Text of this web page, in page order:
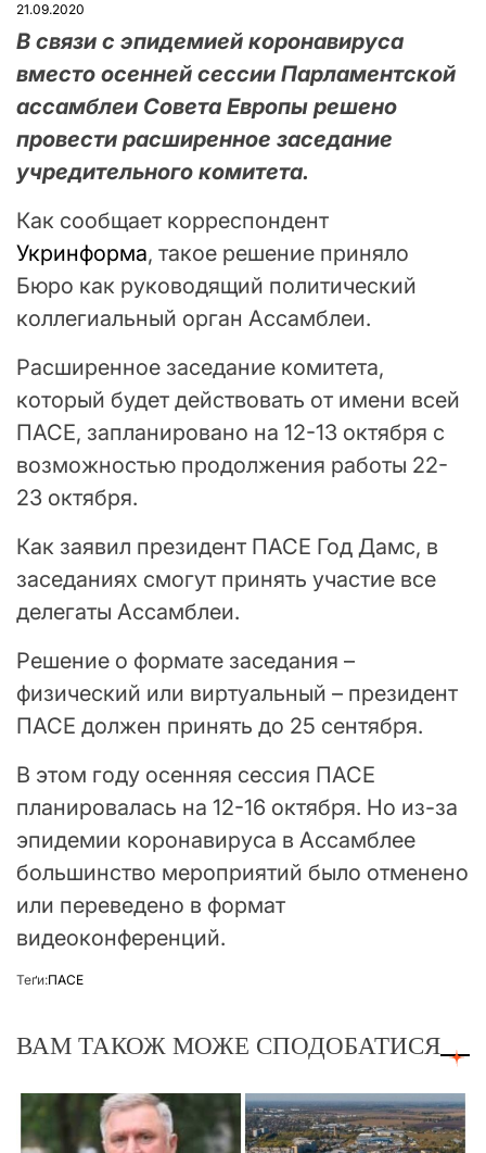
21.09.2020
В связи с эпидемией коронавируса
вместо осенней сессии Парламентской
ассамблеи Совета Европы решено
провести расширенное заседание
учредительного комитета.
Как сообщает корреспондент
Укринформа, такое решение приняло
Бюро как руководящий политический
коллегиальный орган Ассамблеи.
Расширенное заседание комитета,
который будет действовать от имени всей
ПАСЕ, запланировано на 12-13 октября с
возможностью продолжения работы 22-
23 октября.
Как заявил президент ПАСЕ Год Дамс, в
заседаниях смогут принять участие все
делегаты Ассамблеи.
Решение о формате заседания –
физический или виртуальный – президент
ПАСЕ должен принять до 25 сентября.
В этом году осенняя сессия ПАСЕ
планировалась на 12-16 октября. Но из-за
эпидемии коронавируса в Ассамблее
большинство мероприятий было отменено
или переведено в формат
видеоконференций.
Теґи:ПАСЕ
ВАМ ТАКОЖ МОЖЕ СПОДОБАТИСЯ